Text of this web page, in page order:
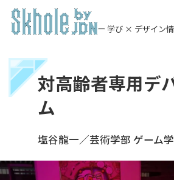
ー 学び × デザイン
対高齢者専用デ
ム
塩谷龍一／芸術学部 ゲーム